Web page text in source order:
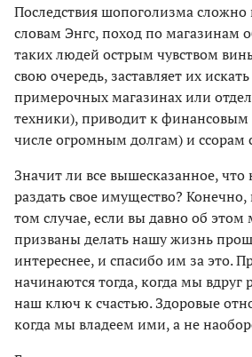
Последствия шопоголизма
словам Энгс, поход по магазинам
таких людей острым чувством
свою очередь, заставляет их
примерочных магазинах или
техники), приводит к
числе огромным долгам) и ссорам
Значит ли все вышесказанное,
раздать свое имущество? Конечно,
том случае, если вы давно об
призваны делать нашу жизнь
интереснее, и спасибо им за это.
начинаются тогда, когда мы вдруг
наш ключ к счастью. Здоровые
когда мы владеем ими, а не